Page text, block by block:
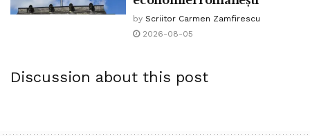
by Scriitor Carmen Zamfirescu
2026-08-05
Discussion about this post